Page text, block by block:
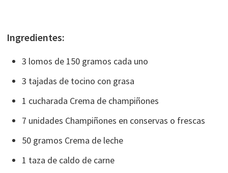
Ingredientes:
3 lomos de 150 gramos cada uno
3 tajadas de tocino con grasa
1 cucharada Crema de champiñones
7 unidades Champiñones en conservas o frescas
50 gramos Crema de leche
1 taza de caldo de carne